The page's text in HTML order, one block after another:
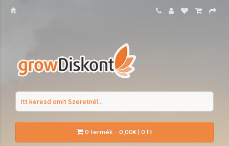
0 termék - 0,00€ | 0 Ft